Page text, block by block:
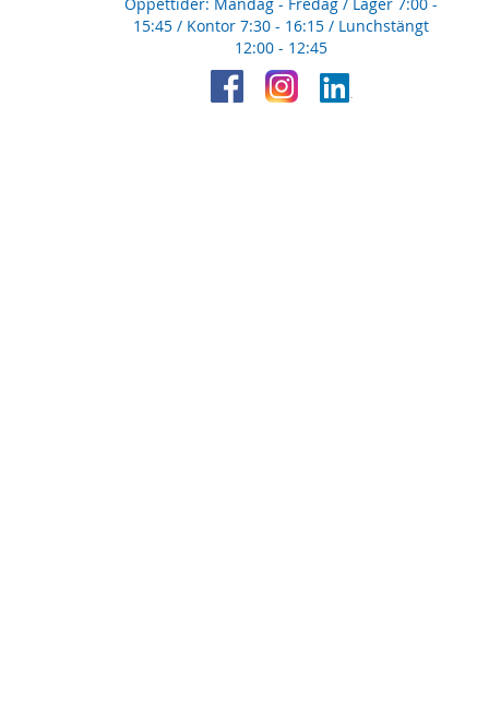
15:45 / Kontor 7:30 - 16:15 / Lunchstängt
12:00 - 12:45